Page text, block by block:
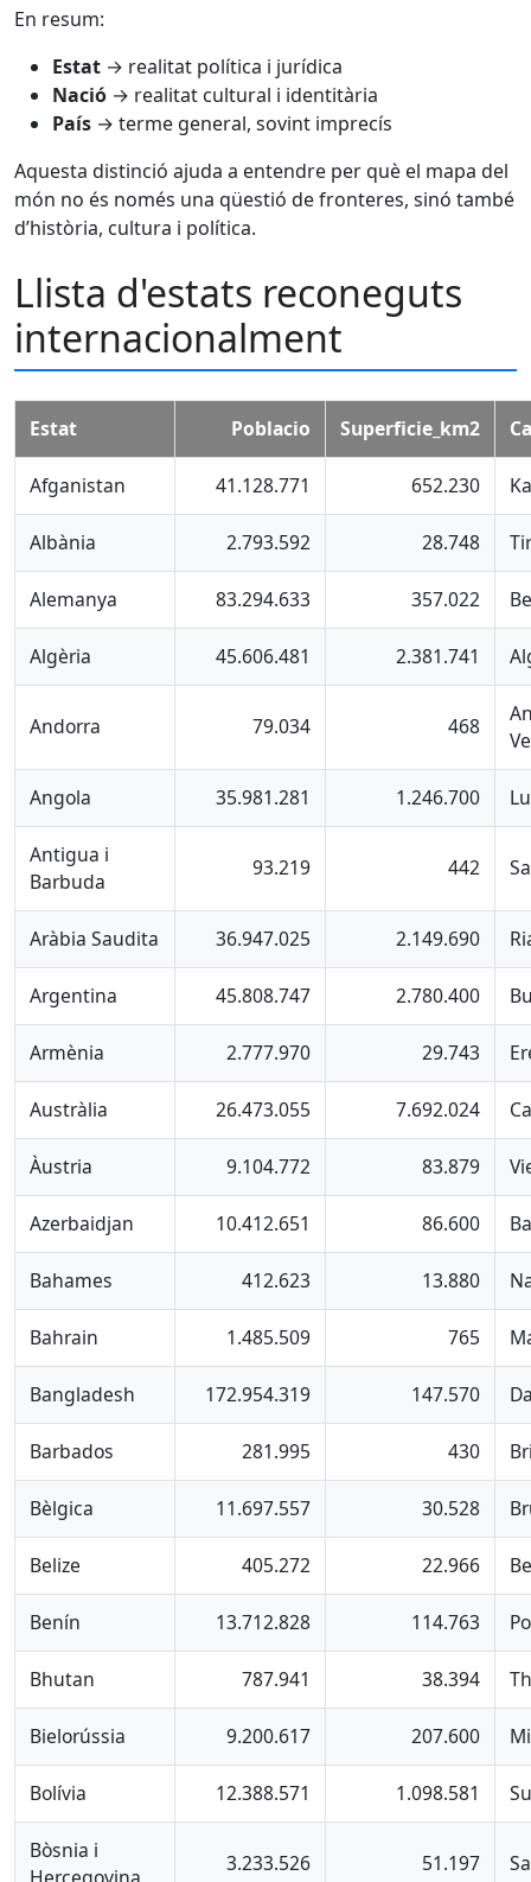
En resum:
Estat → realitat política i jurídica
Nació → realitat cultural i identitària
País → terme general, sovint imprecís
Aquesta distinció ajuda a entendre per què el mapa del
món no és només una qüestió de fronteres, sinó també
d’història, cultura i política.
Llista d'estats reconeguts
internacionalment
Estat Poblacio Superficie_km2
Afganistan 41.128.771 652.230
Albània 2.793.592 28.748
Alemanya 83.294.633 357.022
Algèria 45.606.481 2.381.741
Andorra 79.034 468
Angola 35.981.281 1.246.700
Antigua i
Barbuda
93.219 442
Aràbia Saudita 36.947.025 2.149.690
Argentina 45.808.747 2.780.400
Armènia 2.777.970 29.743
Austràlia 26.473.055 7.692.024
Àustria 9.104.772 83.879
Azerbaidjan 10.412.651 86.600
Bahames 412.623 13.880
Bahrain 1.485.509 765
Bangladesh 172.954.319 147.570
Barbados 281.995 430
Bèlgica 11.697.557 30.528
Belize 405.272 22.966
Benín 13.712.828 114.763
Bhutan 787.941 38.394
Bielorússia 9.200.617 207.600
Bolívia 12.388.571 1.098.581
Bòsnia i
3.233.526 51.197